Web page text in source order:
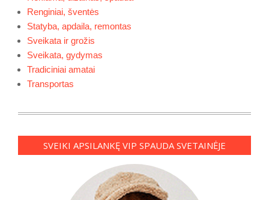
Renginiai, šventės
Statyba, apdaila, remontas
Sveikata ir grožis
Sveikata, gydymas
Tradiciniai amatai
Transportas
SVEIKI APSILANKĘ VIP SPAUDA SVETAINĖJE